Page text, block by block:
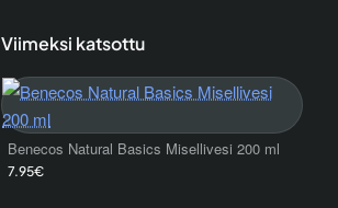
Viimeksi katsottu
Benecos Natural Basics Misellivesi 200 ml
7.95€